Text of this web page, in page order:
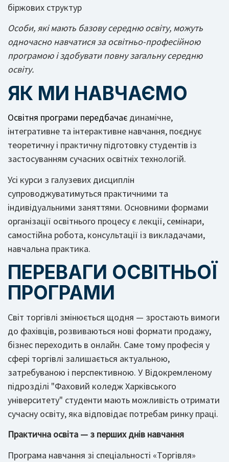
біржових структур
Особи, які мають базову середню освіту, можуть
одночасно навчатися за освітньо-професійною
програмою і здобувати повну загальну середню
освіту.
ЯК МИ НАВЧАЄМО
Освітня програми передбачає динамічне,
інтегративне та інтерактивне навчання, поєднує
теоретичну і практичну підготовку студентів із
застосуванням сучасних освітніх технологій.
Усі курси з галузевих дисциплін
супроводжуватимуться практичними та
індивідуальними заняттями. Основними формами
організації освітнього процесу є лекції, семінари,
самостійна робота, консультації із викладачами,
навчальна практика.
ПЕРЕВАГИ ОСВІТНЬОЇ
ПРОГРАМИ
Світ торгівлі змінюється щодня — зростають вимоги
до фахівців, розвиваються нові формати продажу,
бізнес переходить в онлайн. Саме тому професія у
сфері торгівлі залишається актуальною,
затребуваною і перспективною. У Відокремленому
підрозділі "Фаховий коледж Харківського
університету" студенти мають можливість отримати
сучасну освіту, яка відповідає потребам ринку праці.
Практична освіта — з перших днів навчання
Програма навчання зі спеціальності «Торгівля»